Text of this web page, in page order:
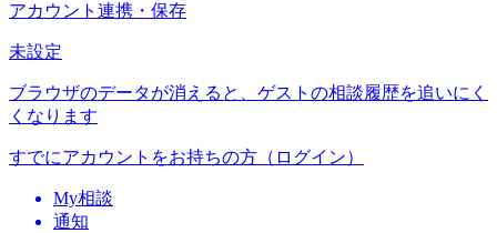
アカウント連携・保存
未設定
ブラウザのデータが消えると、ゲストの相談履歴を追いにく
くなります
すでにアカウントをお持ちの方（ログイン）
My相談
通知